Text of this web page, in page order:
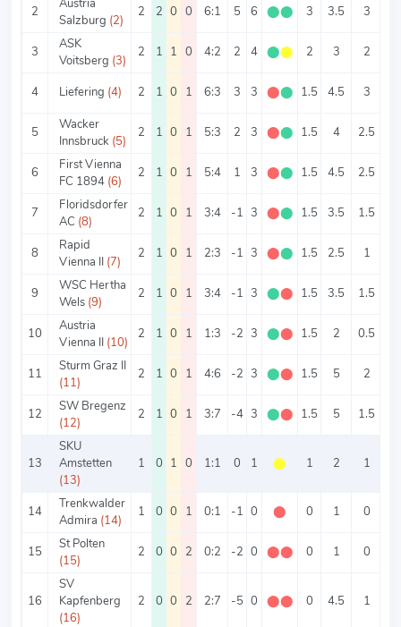
2
Salzburg (2)
2 2 0 0 6:1 5 6 ⬤⬤ 3 3.5 3
3
ASK
Voitsberg (3)
2 1 1 0 4:2 2 4 ⬤⬤ 2 3 2
4 Liefering (4) 2 1 0 1 6:3 3 3 ⬤⬤ 1.5 4.5 3
5
Wacker
Innsbruck (5)
2 1 0 1 5:3 2 3 ⬤⬤ 1.5 4 2.5
6
First Vienna
FC 1894 (6)
2 1 0 1 5:4 1 3 ⬤⬤ 1.5 4.5 2.5
7
Floridsdorfer
AC (8)
2 1 0 1 3:4 -1 3 ⬤⬤ 1.5 3.5 1.5
8
Rapid
Vienna II (7)
2 1 0 1 2:3 -1 3 ⬤⬤ 1.5 2.5 1
9
WSC Hertha
Wels (9)
2 1 0 1 3:4 -1 3 ⬤⬤ 1.5 3.5 1.5
10
Austria
Vienna II (10)
2 1 0 1 1:3 -2 3 ⬤⬤ 1.5 2 0.5
11
Sturm Graz II
(11)
2 1 0 1 4:6 -2 3 ⬤⬤ 1.5 5 2
12
SW Bregenz
(12)
2 1 0 1 3:7 -4 3 ⬤⬤ 1.5 5 1.5
13
SKU
Amstetten
(13)
1 0 1 0 1:1 0 1 ⬤ 1 2 1
14
Trenkwalder
Admira (14)
1 0 0 1 0:1 -1 0 ⬤ 0 1 0
15
St Polten
(15)
2 0 0 2 0:2 -2 0 ⬤⬤ 0 1 0
16
SV
Kapfenberg
(16)
2 0 0 2 2:7 -5 0 ⬤⬤ 0 4.5 1